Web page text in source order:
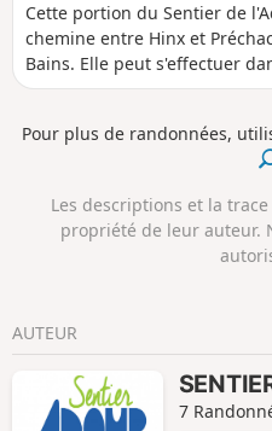
inondables, il ne vaut mieux
randonner après de fortes
Cette portion du Sentier de
chemine entre Hinx et
Bains. Elle peut s'effectuer
deux sens en aller-retour ou
s'organiser à deux véhicules.
Pour plus de randonnées,
Les descriptions et la
propriété de leur auteur.
AUTEUR
7